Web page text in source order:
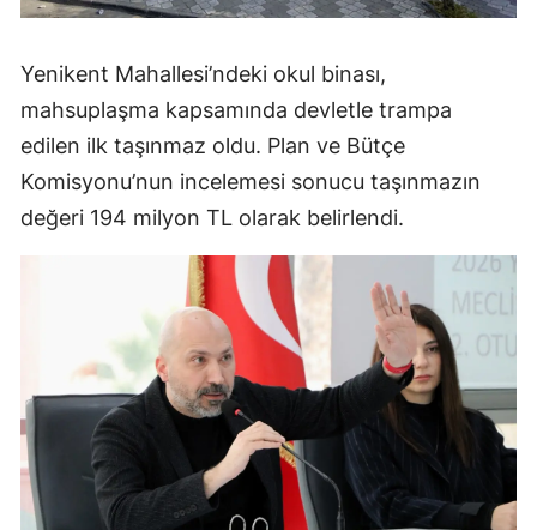
Yenikent Mahallesi’ndeki okul binası,
mahsuplaşma kapsamında devletle trampa
edilen ilk taşınmaz oldu. Plan ve Bütçe
Komisyonu’nun incelemesi sonucu taşınmazın
değeri 194 milyon TL olarak belirlendi.